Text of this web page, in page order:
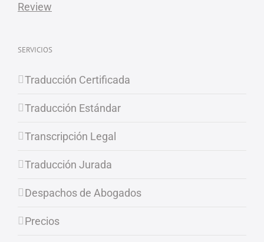
SERVICIOS
Traducción Certificada
Traducción Estándar
Transcripción Legal
Traducción Jurada
Despachos de Abogados
Precios